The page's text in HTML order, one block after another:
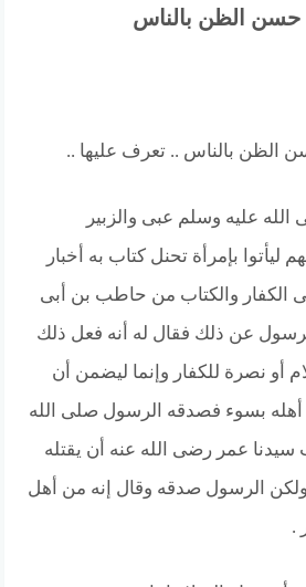
الظن بالناس
بالناس .. تعرف عليها ..
عليه وسلم عبى والزبير
ليأتوا بإمرأة تحنل كتاب به أخبار
الكفار والكتاب من حاطب بن أبى
عن ذلك فقال له أنه فعل ذلك
أو نصرة للكفار وإنما ليضمن أن
بسوء فصدقه الرسول صلى الله
عمر رضى الله عنه أن يقتله
ولكن الرسول صدقه وقال إنه من أهل
.